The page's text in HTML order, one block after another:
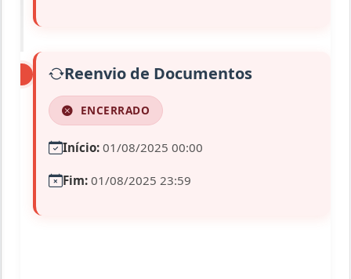
Reenvio de Documentos
ENCERRADO
Início: 01/08/2025 00:00
Fim: 01/08/2025 23:59